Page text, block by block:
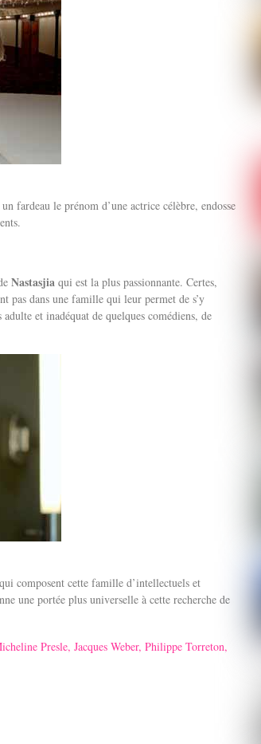
fardeau le prénom d’une actrice célèbre, endosse
Nastasjia qui est la plus passionnante. Certes,
pas dans une famille qui leur permet de s’y
et inadéquat de quelques comédiens, de
composent cette famille d’intellectuels et
une portée plus universelle à cette recherche de
Presle, Jacques Weber, Philippe Torreton,